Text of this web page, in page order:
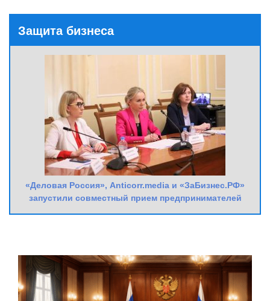
Защита бизнеса
«Деловая Россия», Anticorr.media и «ЗаБизнес.РФ»
запустили совместный прием предпринимателей